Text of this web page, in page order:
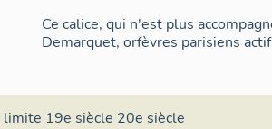
Ce calice, qui n'est plus
Demarquet, orfèvres parisiens
limite 19e siècle 20e siècle